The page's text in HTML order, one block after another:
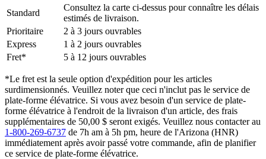
Standard
Consultez la carte ci-dessus pour connaître les délais
estimés de livraison.
Prioritaire
2 à 3 jours ouvrables
Express
1 à 2 jours ouvrables
Fret*
5 à 12 jours ouvrables
*Le fret est la seule option d'expédition pour les articles
surdimensionnés. Veuillez noter que ceci n'inclut pas le service de
plate-forme élévatrice. Si vous avez besoin d'un service de plate-
forme élévatrice à l'endroit de la livraison d'un article, des frais
supplémentaires de 50,00 $ seront exigés. Veuillez nous contacter au
1-800-269-6737 de 7h am à 5h pm, heure de l'Arizona (HNR)
immédiatement après avoir passé votre commande, afin de planifier
ce service de plate-forme élévatrice.